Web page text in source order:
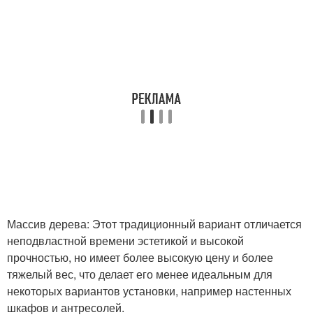
Массив дерева: Этот традиционный вариант отличается
неподвластной времени эстетикой и высокой
прочностью, но имеет более высокую цену и более
тяжелый вес, что делает его менее идеальным для
некоторых вариантов установки, например настенных
шкафов и антресолей.